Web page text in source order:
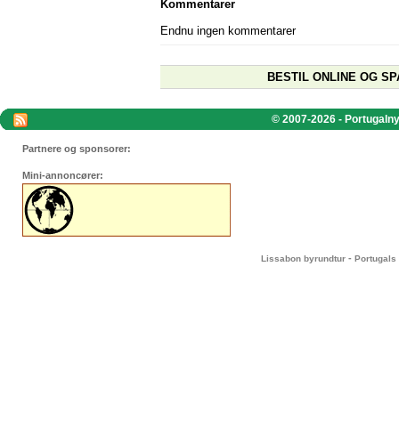
Kommentarer
Endnu ingen kommentarer
BESTIL ONLINE OG
© 2007-2026 -
Partnere og sponsorer:
Mini-annoncører:
Lissabon byrundtur - Portugals